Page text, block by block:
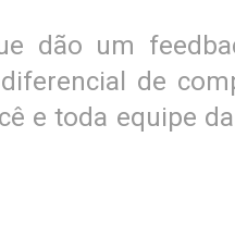
dão um
de
e toda equipe